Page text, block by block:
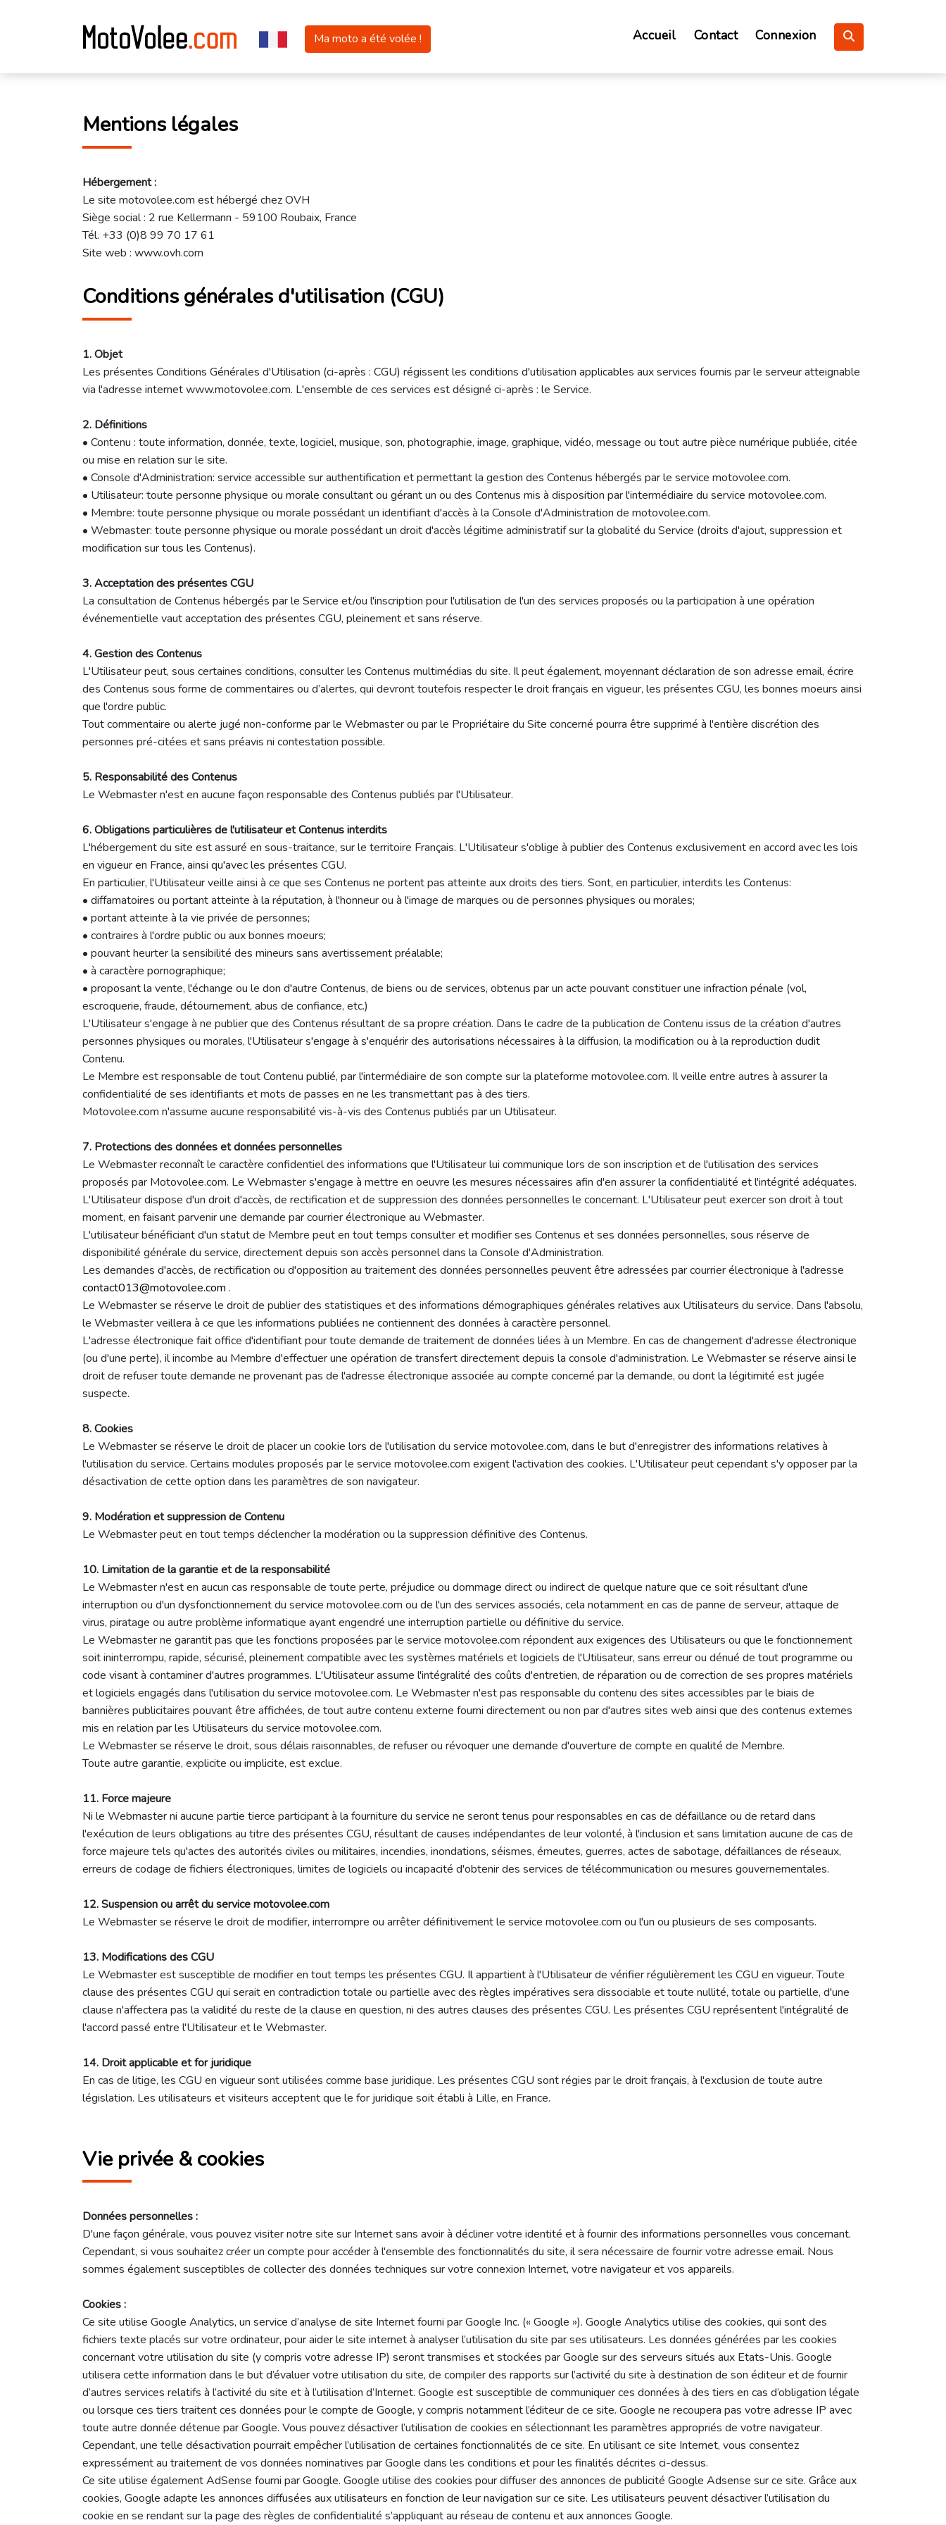
Ma moto a été volée ! Accueil Contact Connexion
Mentions légales
Hébergement :
Le site motovolee.com est hébergé chez OVH
Siège social : 2 rue Kellermann - 59100 Roubaix, France
Tél. +33 (0)8 99 70 17 61
Site web : www.ovh.com
Conditions générales d'utilisation (CGU)
1. Objet
Les présentes Conditions Générales d'Utilisation (ci-après : CGU) régissent les conditions d'utilisation applicables aux services fournis par le serveur atteignable
via l'adresse internet www.motovolee.com. L'ensemble de ces services est désigné ci-après : le Service.
2. Définitions
• Contenu : toute information, donnée, texte, logiciel, musique, son, photographie, image, graphique, vidéo, message ou tout autre pièce numérique publiée, citée
ou mise en relation sur le site.
• Console d'Administration: service accessible sur authentification et permettant la gestion des Contenus hébergés par le service motovolee.com.
• Utilisateur: toute personne physique ou morale consultant ou gérant un ou des Contenus mis à disposition par l'intermédiaire du service motovolee.com.
• Membre: toute personne physique ou morale possédant un identifiant d'accès à la Console d'Administration de motovolee.com.
• Webmaster: toute personne physique ou morale possédant un droit d'accès légitime administratif sur la globalité du Service (droits d'ajout, suppression et
modification sur tous les Contenus).
3. Acceptation des présentes CGU
La consultation de Contenus hébergés par le Service et/ou l'inscription pour l'utilisation de l'un des services proposés ou la participation à une opération
événementielle vaut acceptation des présentes CGU, pleinement et sans réserve.
4. Gestion des Contenus
L'Utilisateur peut, sous certaines conditions, consulter les Contenus multimédias du site. Il peut également, moyennant déclaration de son adresse email, écrire
des Contenus sous forme de commentaires ou d’alertes, qui devront toutefois respecter le droit français en vigueur, les présentes CGU, les bonnes moeurs ainsi
que l'ordre public.
Tout commentaire ou alerte jugé non-conforme par le Webmaster ou par le Propriétaire du Site concerné pourra être supprimé à l'entière discrétion des
personnes pré-citées et sans préavis ni contestation possible.
5. Responsabilité des Contenus
Le Webmaster n'est en aucune façon responsable des Contenus publiés par l'Utilisateur.
6. Obligations particulières de l'utilisateur et Contenus interdits
L'hébergement du site est assuré en sous-traitance, sur le territoire Français. L'Utilisateur s'oblige à publier des Contenus exclusivement en accord avec les lois
en vigueur en France, ainsi qu'avec les présentes CGU.
En particulier, l'Utilisateur veille ainsi à ce que ses Contenus ne portent pas atteinte aux droits des tiers. Sont, en particulier, interdits les Contenus:
• diffamatoires ou portant atteinte à la réputation, à l'honneur ou à l'image de marques ou de personnes physiques ou morales;
• portant atteinte à la vie privée de personnes;
• contraires à l'ordre public ou aux bonnes moeurs;
• pouvant heurter la sensibilité des mineurs sans avertissement préalable;
• à caractère pornographique;
• proposant la vente, l'échange ou le don d'autre Contenus, de biens ou de services, obtenus par un acte pouvant constituer une infraction pénale (vol,
escroquerie, fraude, détournement, abus de confiance, etc.)
L'Utilisateur s'engage à ne publier que des Contenus résultant de sa propre création. Dans le cadre de la publication de Contenu issus de la création d'autres
personnes physiques ou morales, l'Utilisateur s'engage à s'enquérir des autorisations nécessaires à la diffusion, la modification ou à la reproduction dudit
Contenu.
Le Membre est responsable de tout Contenu publié, par l'intermédiaire de son compte sur la plateforme motovolee.com. Il veille entre autres à assurer la
confidentialité de ses identifiants et mots de passes en ne les transmettant pas à des tiers.
Motovolee.com n'assume aucune responsabilité vis-à-vis des Contenus publiés par un Utilisateur.
7. Protections des données et données personnelles
Le Webmaster reconnaît le caractère confidentiel des informations que l'Utilisateur lui communique lors de son inscription et de l'utilisation des services
proposés par Motovolee.com. Le Webmaster s'engage à mettre en oeuvre les mesures nécessaires afin d'en assurer la confidentialité et l'intégrité adéquates.
L'Utilisateur dispose d'un droit d'accès, de rectification et de suppression des données personnelles le concernant. L'Utilisateur peut exercer son droit à tout
moment, en faisant parvenir une demande par courrier électronique au Webmaster.
L'utilisateur bénéficiant d'un statut de Membre peut en tout temps consulter et modifier ses Contenus et ses données personnelles, sous réserve de
disponibilité générale du service, directement depuis son accès personnel dans la Console d'Administration.
Les demandes d'accès, de rectification ou d'opposition au traitement des données personnelles peuvent être adressées par courrier électronique à l'adresse
contact013@motovolee.com .
Le Webmaster se réserve le droit de publier des statistiques et des informations démographiques générales relatives aux Utilisateurs du service. Dans l'absolu,
le Webmaster veillera à ce que les informations publiées ne contiennent des données à caractère personnel.
L'adresse électronique fait office d'identifiant pour toute demande de traitement de données liées à un Membre. En cas de changement d'adresse électronique
(ou d'une perte), il incombe au Membre d'effectuer une opération de transfert directement depuis la console d'administration. Le Webmaster se réserve ainsi le
droit de refuser toute demande ne provenant pas de l'adresse électronique associée au compte concerné par la demande, ou dont la légitimité est jugée
suspecte.
8. Cookies
Le Webmaster se réserve le droit de placer un cookie lors de l'utilisation du service motovolee.com, dans le but d'enregistrer des informations relatives à
l'utilisation du service. Certains modules proposés par le service motovolee.com exigent l'activation des cookies. L'Utilisateur peut cependant s'y opposer par la
désactivation de cette option dans les paramètres de son navigateur.
9. Modération et suppression de Contenu
Le Webmaster peut en tout temps déclencher la modération ou la suppression définitive des Contenus.
10. Limitation de la garantie et de la responsabilité
Le Webmaster n'est en aucun cas responsable de toute perte, préjudice ou dommage direct ou indirect de quelque nature que ce soit résultant d'une
interruption ou d'un dysfonctionnement du service motovolee.com ou de l'un des services associés, cela notamment en cas de panne de serveur, attaque de
virus, piratage ou autre problème informatique ayant engendré une interruption partielle ou définitive du service.
Le Webmaster ne garantit pas que les fonctions proposées par le service motovolee.com répondent aux exigences des Utilisateurs ou que le fonctionnement
soit ininterrompu, rapide, sécurisé, pleinement compatible avec les systèmes matériels et logiciels de l'Utilisateur, sans erreur ou dénué de tout programme ou
code visant à contaminer d'autres programmes. L'Utilisateur assume l'intégralité des coûts d'entretien, de réparation ou de correction de ses propres matériels
et logiciels engagés dans l'utilisation du service motovolee.com. Le Webmaster n'est pas responsable du contenu des sites accessibles par le biais de
bannières publicitaires pouvant être affichées, de tout autre contenu externe fourni directement ou non par d'autres sites web ainsi que des contenus externes
mis en relation par les Utilisateurs du service motovolee.com.
Le Webmaster se réserve le droit, sous délais raisonnables, de refuser ou révoquer une demande d'ouverture de compte en qualité de Membre.
Toute autre garantie, explicite ou implicite, est exclue.
11. Force majeure
Ni le Webmaster ni aucune partie tierce participant à la fourniture du service ne seront tenus pour responsables en cas de défaillance ou de retard dans
l'exécution de leurs obligations au titre des présentes CGU, résultant de causes indépendantes de leur volonté, à l'inclusion et sans limitation aucune de cas de
force majeure tels qu'actes des autorités civiles ou militaires, incendies, inondations, séismes, émeutes, guerres, actes de sabotage, défaillances de réseaux,
erreurs de codage de fichiers électroniques, limites de logiciels ou incapacité d'obtenir des services de télécommunication ou mesures gouvernementales.
12. Suspension ou arrêt du service motovolee.com
Le Webmaster se réserve le droit de modifier, interrompre ou arrêter définitivement le service motovolee.com ou l'un ou plusieurs de ses composants.
13. Modifications des CGU
Le Webmaster est susceptible de modifier en tout temps les présentes CGU. Il appartient à l'Utilisateur de vérifier régulièrement les CGU en vigueur. Toute
clause des présentes CGU qui serait en contradiction totale ou partielle avec des règles impératives sera dissociable et toute nullité, totale ou partielle, d'une
clause n'affectera pas la validité du reste de la clause en question, ni des autres clauses des présentes CGU. Les présentes CGU représentent l'intégralité de
l'accord passé entre l'Utilisateur et le Webmaster.
14. Droit applicable et for juridique
En cas de litige, les CGU en vigueur sont utilisées comme base juridique. Les présentes CGU sont régies par le droit français, à l'exclusion de toute autre
législation. Les utilisateurs et visiteurs acceptent que le for juridique soit établi à Lille, en France.
Vie privée & cookies
Données personnelles :
D'une façon générale, vous pouvez visiter notre site sur Internet sans avoir à décliner votre identité et à fournir des informations personnelles vous concernant.
Cependant, si vous souhaitez créer un compte pour accéder à l'ensemble des fonctionnalités du site, il sera nécessaire de fournir votre adresse email. Nous
sommes également susceptibles de collecter des données techniques sur votre connexion Internet, votre navigateur et vos appareils.
Cookies :
Ce site utilise Google Analytics, un service d’analyse de site Internet fourni par Google Inc. (« Google »). Google Analytics utilise des cookies, qui sont des
fichiers texte placés sur votre ordinateur, pour aider le site internet à analyser l’utilisation du site par ses utilisateurs. Les données générées par les cookies
concernant votre utilisation du site (y compris votre adresse IP) seront transmises et stockées par Google sur des serveurs situés aux Etats-Unis. Google
utilisera cette information dans le but d’évaluer votre utilisation du site, de compiler des rapports sur l’activité du site à destination de son éditeur et de fournir
d’autres services relatifs à l’activité du site et à l’utilisation d’Internet. Google est susceptible de communiquer ces données à des tiers en cas d’obligation légale
ou lorsque ces tiers traitent ces données pour le compte de Google, y compris notamment l’éditeur de ce site. Google ne recoupera pas votre adresse IP avec
toute autre donnée détenue par Google. Vous pouvez désactiver l’utilisation de cookies en sélectionnant les paramètres appropriés de votre navigateur.
Cependant, une telle désactivation pourrait empêcher l’utilisation de certaines fonctionnalités de ce site. En utilisant ce site Internet, vous consentez
expressément au traitement de vos données nominatives par Google dans les conditions et pour les finalités décrites ci-dessus.
Ce site utilise également AdSense fourni par Google. Google utilise des cookies pour diffuser des annonces de publicité Google Adsense sur ce site. Grâce aux
cookies, Google adapte les annonces diffusées aux utilisateurs en fonction de leur navigation sur ce site. Les utilisateurs peuvent désactiver l’utilisation du
cookie en se rendant sur la page des règles de confidentialité s’appliquant au réseau de contenu et aux annonces Google.